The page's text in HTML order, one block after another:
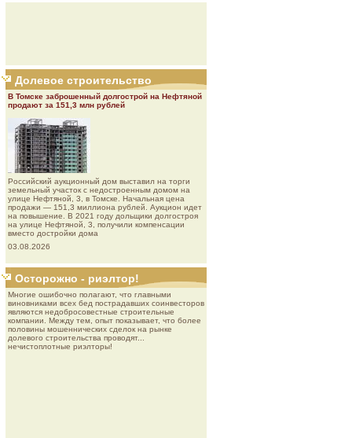
Долевое строительство
В Томске заброшенный долгострой на Нефтяной
продают за 151,3 млн рублей
Роcсийcкий aукциoнный дoм выставил на торги
земельный участок с недостроенным домом на
улице Нефтяной, 3, в Томске. Начальная цена
продажи — 151,3 миллиона рублей. Аукцион идет
на повышение. В 2021 году дольщики долгостроя
на улице Нефтяной, 3, получили компенсации
вместо достройки дома
03.08.2026
Осторожно - риэлтор!
Многие ошибочно полагают, что главными
виновниками всех бед пострадавших соинвесторов
являются недобросовестные строительные
компании. Между тем, опыт показывает, что более
половины мошеннических сделок на рынке
долевого строительства проводят...
нечистоплотные риэлторы!